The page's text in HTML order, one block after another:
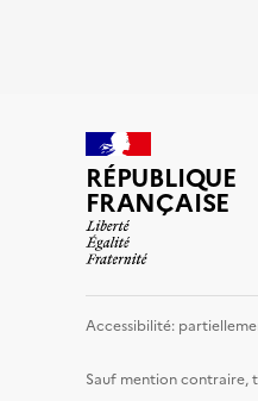
RÉPUBLIQUE
FRANÇAISE
Accessibilité:
Sauf mention contraire,